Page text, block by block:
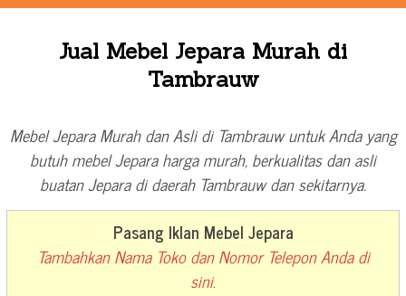
Jual Mebel Jepara Murah di
Tambrauw
Mebel Jepara Murah dan Asli di Tambrauw untuk Anda yang
butuh mebel Jepara harga murah, berkualitas dan asli
buatan Jepara di daerah Tambrauw dan sekitarnya.
Pasang Iklan Mebel Jepara
Tambahkan Nama Toko dan Nomor Telepon Anda di
sini.